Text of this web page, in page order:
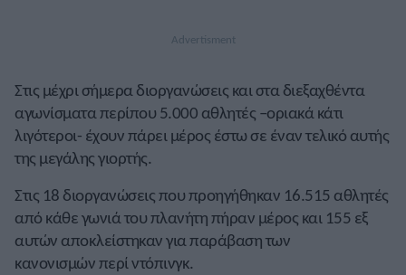
Στις μέχρι σήμερα διοργανώσεις και στα διεξαχθέντα
αγωνίσματα περίπου 5.000 αθλητές –οριακά κάτι
λιγότεροι- έχουν πάρει μέρος έστω σε έναν τελικό αυτής
της μεγάλης γιορτής.
Στις 18 διοργανώσεις που προηγήθηκαν 16.515 αθλητές
από κάθε γωνιά του πλανήτη πήραν μέρος και 155 εξ
αυτών αποκλείστηκαν για παράβαση των
κανονισμών περί ντόπινγκ.